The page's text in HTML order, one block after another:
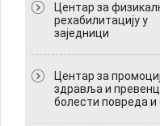
Центар за
рехабилитацију у
заједници
Центар за
здравља и
болести повреда